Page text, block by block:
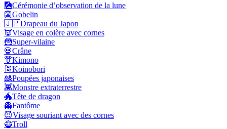
🎑Cérémonie d’observation de la lune
👺Gobelin
🇯🇵Drapeau du Japon
👿Visage en colère avec cornes
🦹Super-vilaine
💀Crâne
👘Kimono
🎏Koinobori
🎎Poupées japonaises
👾Monstre extraterrestre
🐲Tête de dragon
👻Fantôme
😈Visage souriant avec des cornes
🧌Troll